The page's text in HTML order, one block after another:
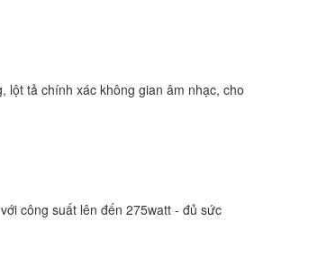
lột tả chính xác không gian âm nhạc, cho
công suất lên đến 275watt - đủ sức